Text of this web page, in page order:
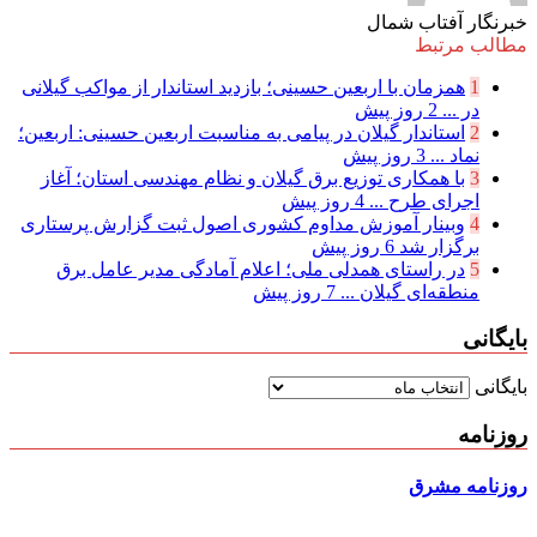
خبرنگار آفتاب شمال
مطالب مرتبط
1 همزمان با اربعین حسینی؛ بازدید استاندار از مواکب گیلانی
در ... 2 روز پیش
2 استاندار گیلان در پیامی به مناسبت اربعین حسینی: اربعین؛
نماد ... 3 روز پیش
3 با همکاری توزیع برق گیلان و نظام مهندسی استان؛ آغاز
اجرای طرح ... 4 روز پیش
4 وبینار آموزش مداوم کشوری اصول ثبت گزارش پرستاری
برگزار شد 6 روز پیش
5 در راستای همدلی ملی؛ اعلام آمادگی مدیر عامل برق
منطقه‌ای گیلان ... 7 روز پیش
بایگانی
بایگانی
روزنامه
روزنامه مشرق